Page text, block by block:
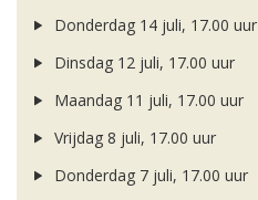
Donderdag 14 juli, 17.00 uur
Dinsdag 12 juli, 17.00 uur
Maandag 11 juli, 17.00 uur
Vrijdag 8 juli, 17.00 uur
Donderdag 7 juli, 17.00 uur